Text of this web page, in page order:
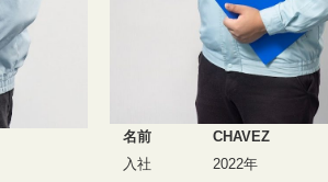
名前
CHAVEZ
入社
2022年